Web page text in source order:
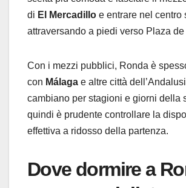
di El Mercadillo e entrare nel centro
attraversando a piedi verso Plaza
Con i mezzi pubblici, Ronda è
con Málaga e altre città
cambiano per stagioni e giorni della
quindi è prudente controllare la
effettiva a ridosso della partenza.
Dove dormire a